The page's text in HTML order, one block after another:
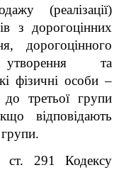
(реалізації)
з дорогоцінних
дорогоцінного
та
фізичні особи –
третьої групи
відповідають
291 Кодексу